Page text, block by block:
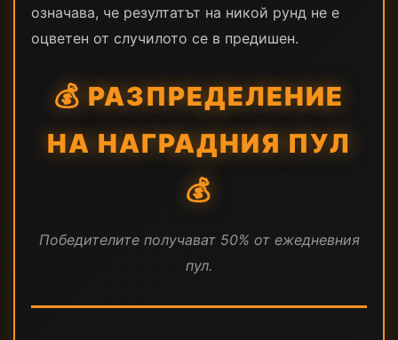
означава, че резултатът на никой рунд не е
оцветен от случилото се в предишен.
💰 РАЗПРЕДЕЛЕНИЕ
НА НАГРАДНИЯ ПУЛ
💰
Победителите получават 50% от ежедневния
пул.